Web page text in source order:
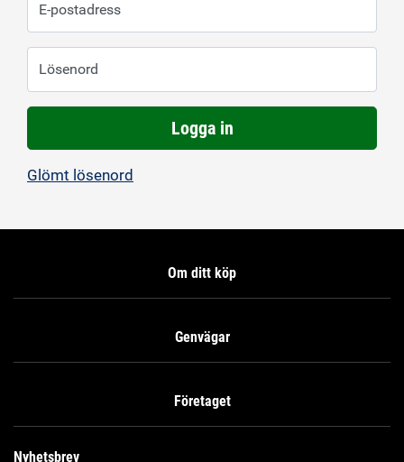
E-postadress
Lösenord
Logga in
Glömt lösenord
Om ditt köp
Genvägar
Företaget
Nyhetsbrev